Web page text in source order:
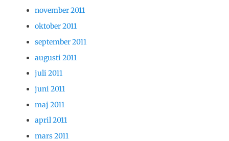
november 2011
oktober 2011
september 2011
augusti 2011
juli 2011
juni 2011
maj 2011
april 2011
mars 2011